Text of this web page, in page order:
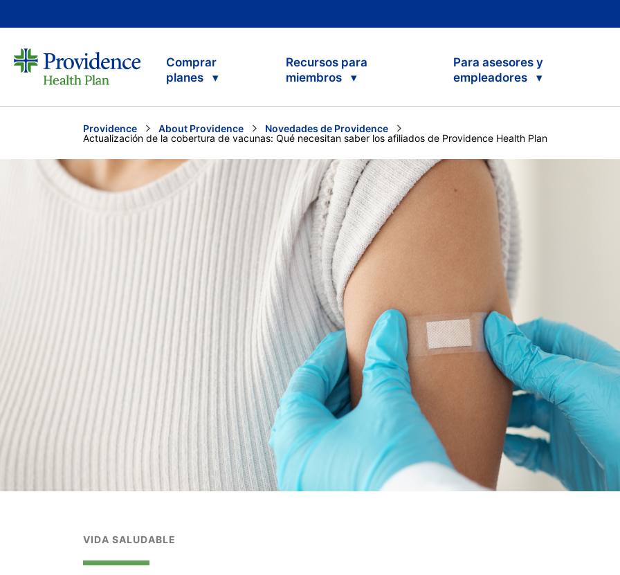
Comprar
planes
Recursos para
miembros
Para asesores y
empleadores
Providence About Providence
Novedades de Providence
Current:
Actualización de la cobertura de vacunas: Qué necesitan saber los afiliados de Providence Health Plan
VIDA SALUDABLE